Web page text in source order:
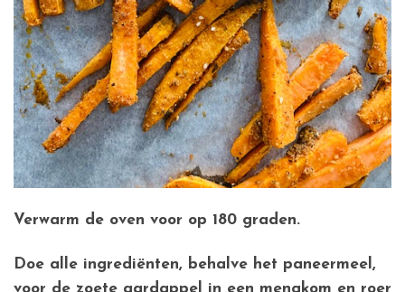
Verwarm de oven voor op 180 graden.
Doe alle ingrediënten, behalve het paneermeel,
voor de zoete aardappel in een mengkom en roer